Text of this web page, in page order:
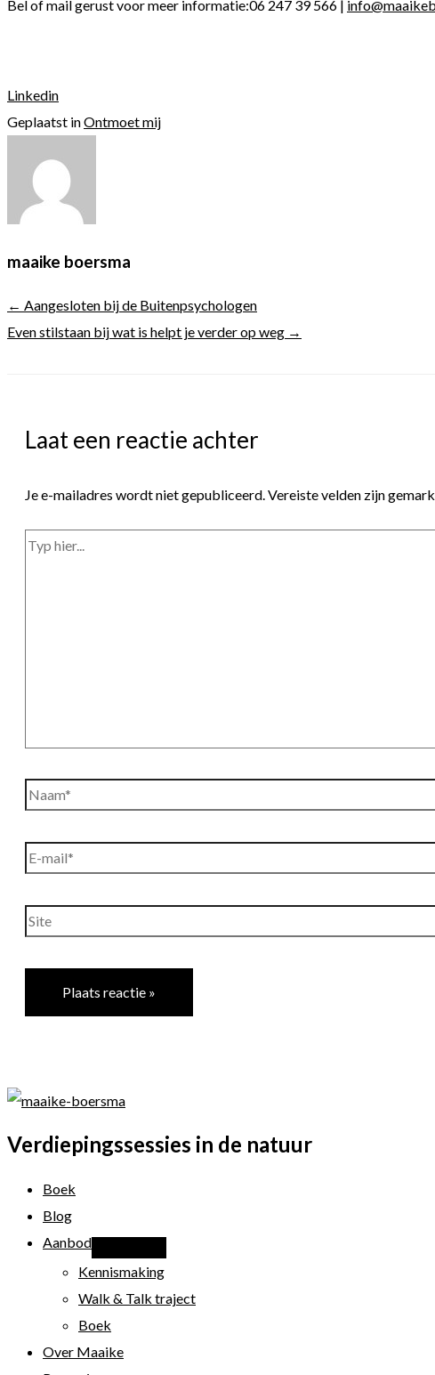
Bel of mail gerust voor meer informatie:06 247 39 566 |
Linkedin
Geplaatst inOntmoet mij
maaike boersma
← Aangesloten bij de Buitenpsychologen
Even stilstaan bij wat is helpt je verder op weg →
Laat een reactie achter
Je e-mailadres wordt niet gepubliceerd.Vereiste velden zijn
Typ
Naam*
E-
Site
Verdiepingssessies in de natuur
Boek
Blog
Aanbod
Kennismaking
Walk & Talk traject
Boek
Over Maaike